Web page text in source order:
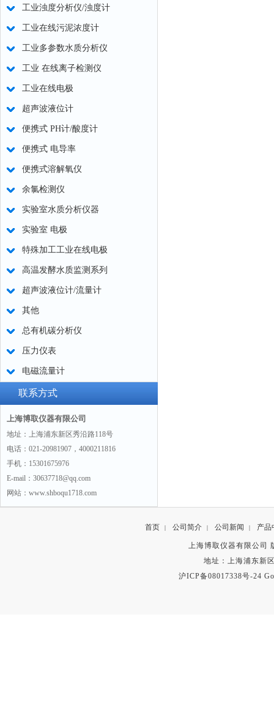
工业浊度分析仪/浊度计
工业在线污泥浓度计
工业多参数水质分析仪
工业 在线离子检测仪
工业在线电极
超声波液位计
便携式 PH计/酸度计
便携式 电导率
便携式溶解氧仪
余氯检测仪
实验室水质分析仪器
实验室 电极
特殊加工工业在线电极
高温发酵水质监测系列
超声波液位计/流量计
其他
总有机碳分析仪
压力仪表
电磁流量计
联系方式
上海博取仪器有限公司
地址：上海浦东新区秀沿路118号
电话：021-20981907，4000211816
手机：15301675976
E-mail：30637718@qq.com
网站：www.shboqu1718.com
首页 | 公司简介 | 公司新闻 | 产品
上海博取仪器有限公司
地址：上海浦东新
沪ICP备08017338号-24